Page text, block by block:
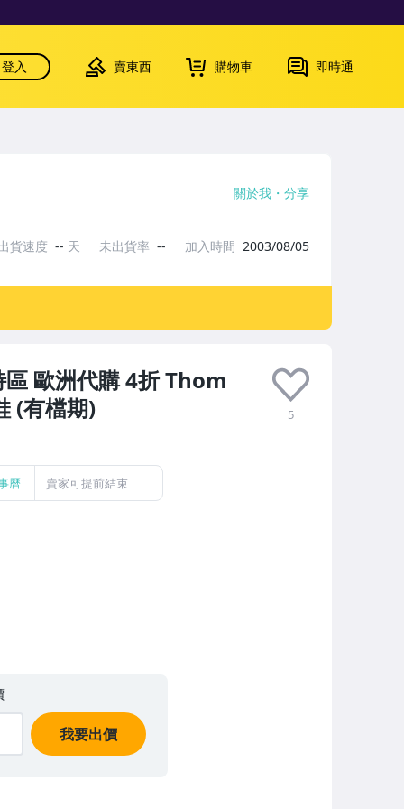
登入 賣東西 購物車 即時通
歐洲代購 4折 Thom
(有檔期)
5
曆 賣家可提前結束
我要出價
關於我 分享
貨速度 -- 天 未出貨率 -- 加入時間 2003/08/05